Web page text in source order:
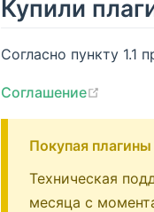
Купили
Согласно пункту 1.1
Соглашение
Покупая
Техническая
месяца с